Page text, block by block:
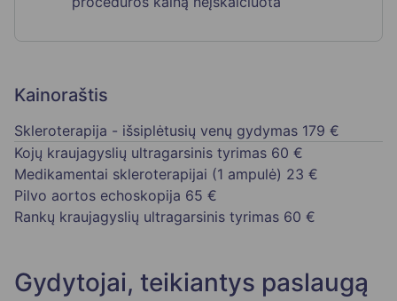
Kainoraštis
Skleroterapija - išsiplėtusių venų gydymas 179 €
Kojų kraujagyslių ultragarsinis tyrimas 60 €
Medikamentai skleroterapijai (1 ampulė) 23 €
Pilvo aortos echoskopija 65 €
Rankų kraujagyslių ultragarsinis tyrimas 60 €
Gydytojai, teikiantys paslaugą